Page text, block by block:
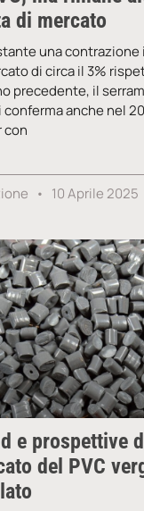
di mercato
una contrazione
di circa il 3%
precedente, il
conferma anche nel
con
10 Aprile 2025
e prospettive
del PVC